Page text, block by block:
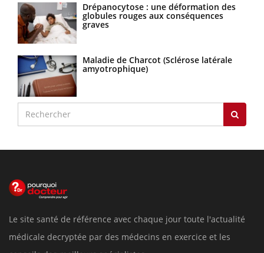
Drépanocytose : une déformation des
globules rouges aux conséquences
graves
Maladie de Charcot (Sclérose latérale
amyotrophique)
Le site santé de référence avec chaque jour toute l'actualité
médicale decryptée par des médecins en exercice et les